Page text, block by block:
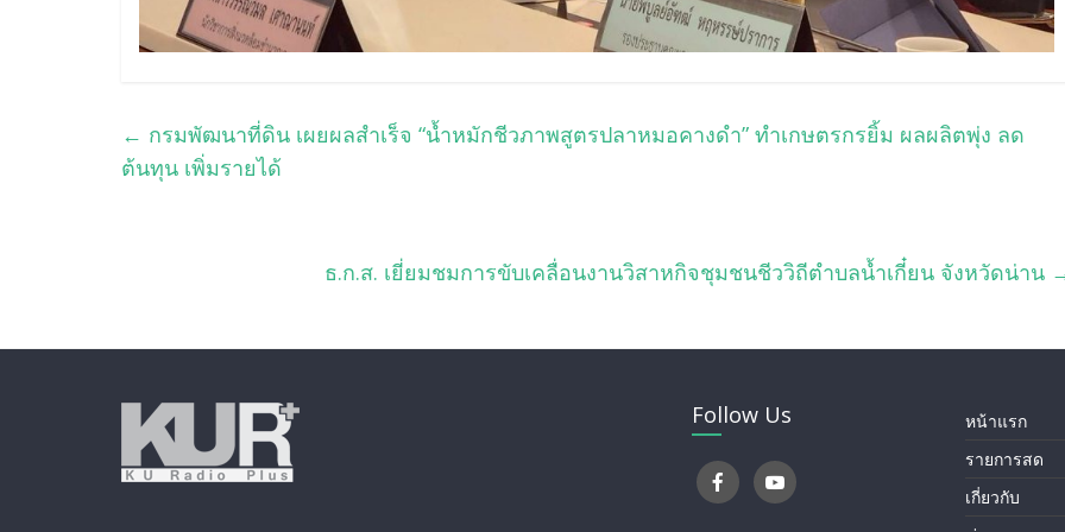
← กรมพัฒนาที่ดิน เผยผลสำเร็จ “น้ำหมักชีวภาพสูตรปลาหมอคางดำ” ทำเกษตรกรยิ้ม ผลผลิตพุ่ง ลด
ต้นทุน เพิ่มรายได้
ธ.ก.ส. เยี่ยมชมการขับเคลื่อนงานวิสาหกิจชุมชนชีววิถีตำบลน้ำเกี๋ยน จังหวัดน่าน
Follow Us
หน้าแรก
รายการสด
เกี่ยวกับ